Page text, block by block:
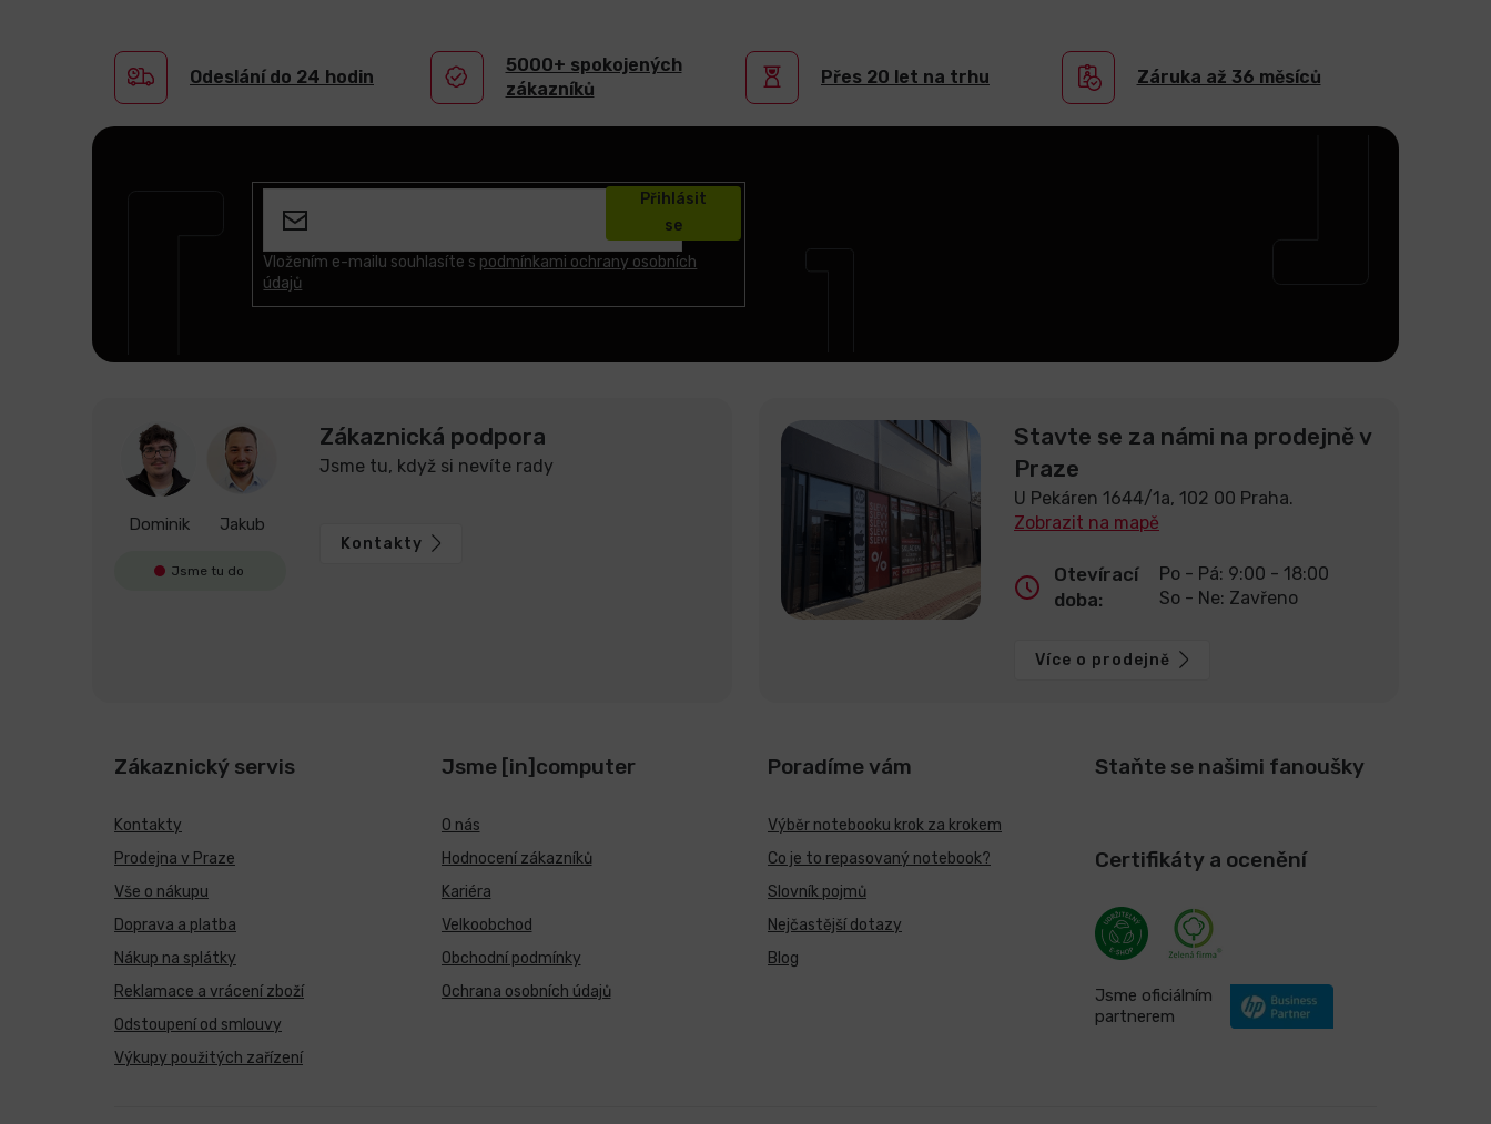
Odeslání do 24 hodin
5000+ spokojených
zákazníků
Přes 20 let na trhu Záruka až 36 měsíců
Vložením e-mailu souhlasíte s podmínkami ochrany osobních
údajů
Přihlásit
se
Dominik Jakub
Jsme tu do
Zákaznická podpora
Jsme tu, když si nevíte rady
Kontakty
Stavte se za námi na prodejně v
Praze
U Pekáren 1644/1a, 102 00 Praha.
Zobrazit na mapě
Otevírací
doba:
Po - Pá: 9:00 - 18:00
So - Ne: Zavřeno
Více o prodejně
Zákaznický servis
Kontakty
Prodejna v Praze
Vše o nákupu
Doprava a platba
Nákup na splátky
Reklamace a vrácení zboží
Odstoupení od smlouvy
Výkupy použitých zařízení
Jsme [in]computer
O nás
Hodnocení zákazníků
Kariéra
Velkoobchod
Obchodní podmínky
Ochrana osobních údajů
Poradíme vám
Výběr notebooku krok za krokem
Co je to repasovaný notebook?
Slovník pojmů
Nejčastější dotazy
Blog
Staňte se našimi fanoušky
Certifikáty a ocenění
Jsme oficiálním
partnerem